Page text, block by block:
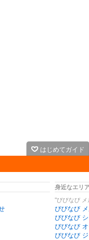
はじめてガイド
身近なエリ
"びびなび
びびなび
びびなび
びびなび
びびなび